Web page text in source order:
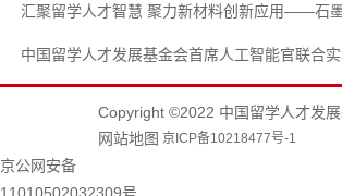
汇聚留学人才智慧 聚力新材料创新应用——石墨
中国留学人才发展基金会首席人工智能官联合实
Copyright ©2022 中国留学人才发
网站地图 京ICP备10218477号-1
京公网安备